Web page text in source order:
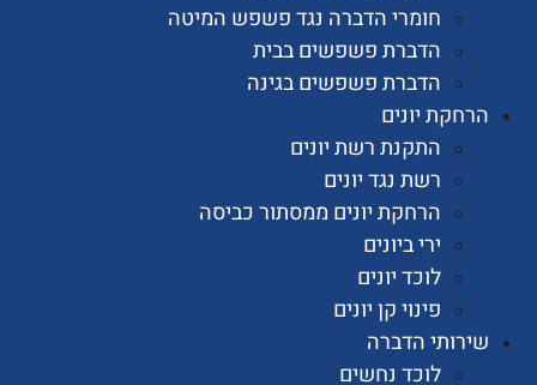
חומרי הדברה נגד פשפש המיטה
הדברת פשפשים בבית
הדברת פשפשים בגינה
יונים
התקנת רשת יונים
רשת נגד יונים
הרחקת יונים ממסתור כביסה
ירי ביונים
לוכד יונים
פינוי קן יונים
הדברה
לוכד נחשים